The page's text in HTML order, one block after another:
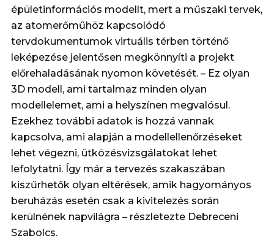
épületinformációs modellt, mert a műszaki tervek,
az atomerőműhöz kapcsolódó
tervdokumentumok virtuális térben történő
leképezése jelentősen megkönnyíti a projekt
előrehaladásának nyomon követését. – Ez olyan
3D modell, ami tartalmaz minden olyan
modellelemet, ami a helyszínen megvalósul.
Ezekhez további adatok is hozzá vannak
kapcsolva, ami alapján a modellellenőrzéseket
lehet végezni, ütközésvizsgálatokat lehet
lefolytatni. Így már a tervezés szakaszában
kiszűrhetők olyan eltérések, amik hagyományos
beruházás esetén csak a kivitelezés során
kerülnének napvilágra – részletezte Debreceni
Szabolcs.